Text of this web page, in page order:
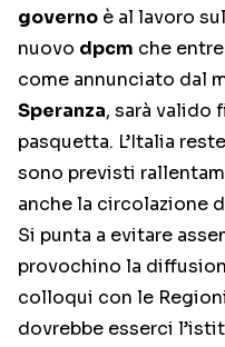
governo è al lavoro
nuovo dpcm che
come annunciato dal
Speranza, sarà valido
pasquetta. L’Italia
sono previsti
anche la circolazione
Si punta a evitare
provochino la
colloqui con le
dovrebbe esserci